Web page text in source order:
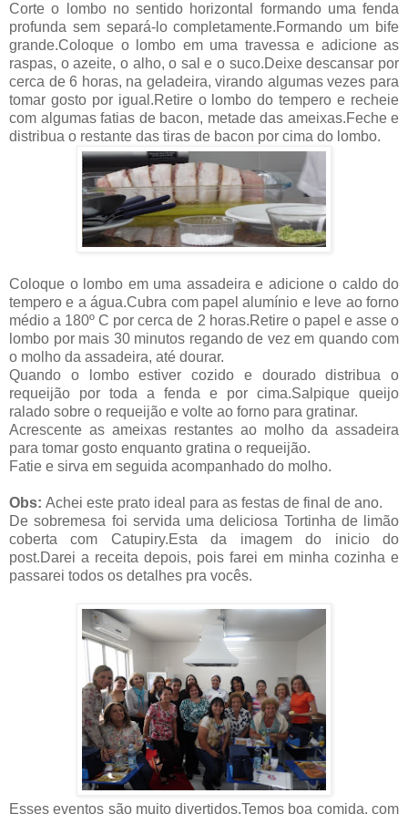
Corte o lombo no sentido horizontal formando uma fenda
profunda sem separá-lo completamente.Formando um bife
grande.Coloque o lombo em uma travessa e adicione as
raspas, o azeite, o alho, o sal e o suco.Deixe descansar por
cerca de 6 horas, na geladeira, virando algumas vezes para
tomar gosto por igual.Retire o lombo do tempero e recheie
com algumas fatias de bacon, metade das ameixas.Feche e
distribua o restante das tiras de bacon por cima do lombo.
Coloque o lombo em uma assadeira e adicione o caldo do
tempero e a água.Cubra com papel alumínio e leve ao forno
médio a 180º C por cerca de 2 horas.Retire o papel e asse o
lombo por mais 30 minutos regando de vez em quando com
o molho da assadeira, até dourar.
Quando o lombo estiver cozido e dourado distribua o
requeijão por toda a fenda e por cima.Salpique queijo
ralado sobre o requeijão e volte ao forno para gratinar.
Acrescente as ameixas restantes ao molho da assadeira
para tomar gosto enquanto gratina o requeijão.
Fatie e sirva em seguida acompanhado do molho.
Obs: Achei este prato ideal para as festas de final de ano.
De sobremesa foi servida uma deliciosa Tortinha de limão
coberta com Catupiry.Esta da imagem do inicio do
post.Darei a receita depois, pois farei em minha cozinha e
passarei todos os detalhes pra vocês.
Esses eventos são muito divertidos.Temos boa comida, com